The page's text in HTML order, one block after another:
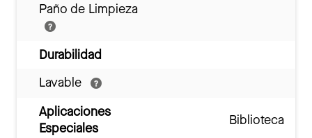
Paño de Limpieza
Durabilidad
Lavable
Aplicaciones
Especiales
Biblioteca